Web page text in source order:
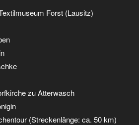
Forst (Lausitz)
zu Atterwasch
(Streckenlänge: ca. 50 km)